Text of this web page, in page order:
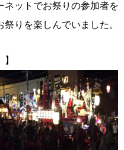
ネットでお祭りの参加者を
りを楽しんでいました。